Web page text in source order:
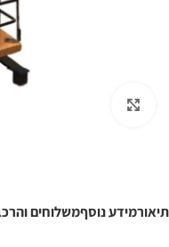
תיאורמידע נוסףמשלוחים